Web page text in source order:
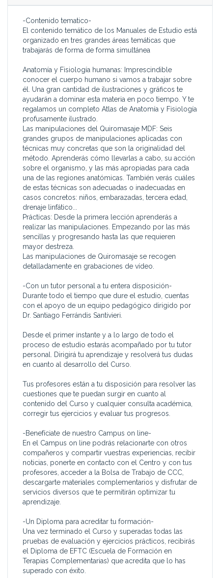
higiénico propiamente dicho.
enseñarán la técnica de cada
manipulación.
Este Curso está dirigido a
de otras bolsas de empleo
colaboración
-Contenido tematico-
El contenido temático de los Manuales de Estudio está
organizado en tres grandes áreas temáticas que
trabajarás de forma de forma simultánea
Anatomía y Fisiología humanas: Imprescindible
conocer el cuerpo humano si vamos a trabajar sobre
él. Una gran cantidad de ilustraciones y gráficos te
ayudarán a dominar esta materia en poco tiempo. Y te
regalamos un completo Atlas de Anatomía y Fisiología
profusamente ilustrado.
Las manipulaciones del Quiromasaje MDF: Seis
grandes grupos de manipulaciones aplicadas con
técnicas muy concretas que son la originalidad del
método. Aprenderás cómo llevarlas a cabo, su acción
sobre el organismo, y las más apropiadas para cada
una de las regiones anatómicas. También verás cuáles
de estas técnicas son adecuadas o inadecuadas en
casos concretos: niños, embarazadas, tercera edad,
drenaje linfático...
Prácticas: Desde la primera lección aprenderás a
realizar las manipulaciones. Empezando por las más
sencillas y progresando hasta las que requieren
mayor destreza.
Las manipulaciones de Quiromasaje se recogen
detalladamente en grabaciones de vídeo.
-Con un tutor personal a tu entera disposición-
Durante todo el tiempo que dure el estudio, cuentas
con el apoyo de un equipo pedagógico dirigido por
Dr. Santiago Ferrándis Santivieri.
Desde el primer instante y a lo largo de todo el
proceso de estudio estarás acompañado por tu tutor
personal. Dirigirá tu aprendizaje y resolverá tus dudas
en cuanto al desarrollo del Curso.
Tus profesores están a tu disposición para resolver las
cuestiones que te puedan surgir en cuanto al
contenido del Curso y cualquier consulta académica,
corregir tus ejercicios y evaluar tus progresos.
-Benefíciate de nuestro Campus on line-
En el Campus on line podrás relacionarte con otros
compañeros y compartir vuestras experiencias, recibir
noticias, ponerte en contacto con el Centro y con tus
profesores, acceder a la Bolsa de Trabajo de CCC,
descargarte materiales complementarios y disfrutar de
servicios diversos que te permitirán optimizar tu
aprendizaje.
-Un Diploma para acreditar tu formación-
Una vez terminado el Curso y superadas todas las
pruebas de evaluación y ejercicios prácticos, recibirás
el Diploma de EFTC (Escuela de Formación en
Terapias Complementarias) que acredita que lo has
superado con éxito.